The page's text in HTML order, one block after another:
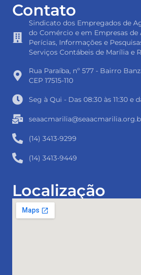
Contato
Sindicato dos Empregados de
do Comércio e em Empresas de
Perícias, Informações e
Serviços Contábeis de Marília e
Rua Paraíba, nº 577 - Bairro
CEP 17515-110
Seg à Qui - Das 08:30 às 11:30 e
(14) 3413-9299
(14) 3413-9449
Localização